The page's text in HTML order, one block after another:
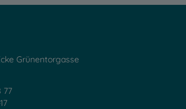
Grünentorgasse
77